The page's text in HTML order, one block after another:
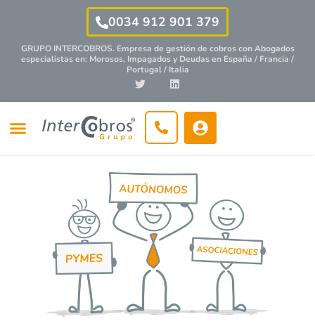
0034 912 901 379
GRUPO INTERCOBROS. Empresa de gestión de cobros conAbogados
especialistasen: Morosos, Impagados y Deudas en España / Francia /
Portugal / Italia